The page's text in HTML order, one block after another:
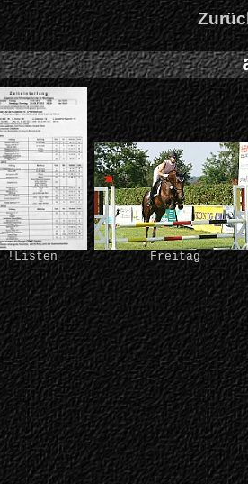
!Listen Freitag